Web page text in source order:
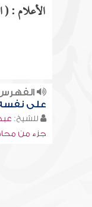
الأعلام : (
على
للشيخ:
جزء من